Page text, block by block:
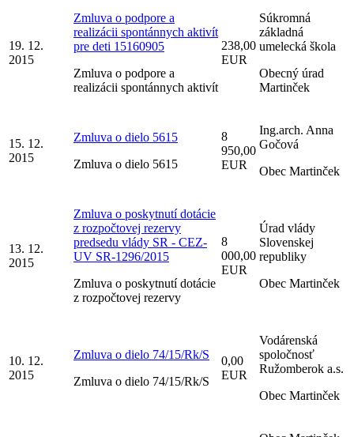
19. 12.
2015
Zmluva o podpore a
realizácii spontánnych aktivít
pre deti 15160905
Zmluva o podpore a
realizácii spontánnych aktivít
238,00
EUR
Súkromná
základná
umelecká škola
Obecný úrad
Martinček
15. 12.
2015
Zmluva o dielo 5615
Zmluva o dielo 5615
8
950,00
EUR
Ing.arch. Anna
Gočová
Obec Martinček
13. 12.
2015
Zmluva o poskytnutí dotácie
z rozpočtovej rezervy
predsedu vlády SR - CEZ-
UV SR-1296/2015
Zmluva o poskytnutí dotácie
z rozpočtovej rezervy
8
000,00
EUR
Úrad vlády
Slovenskej
republiky
Obec Martinček
10. 12.
2015
Zmluva o dielo 74/15/Rk/S
Zmluva o dielo 74/15/Rk/S
0,00
EUR
Vodárenská
spoločnosť
Ružomberok a.s.
Obec Martinček